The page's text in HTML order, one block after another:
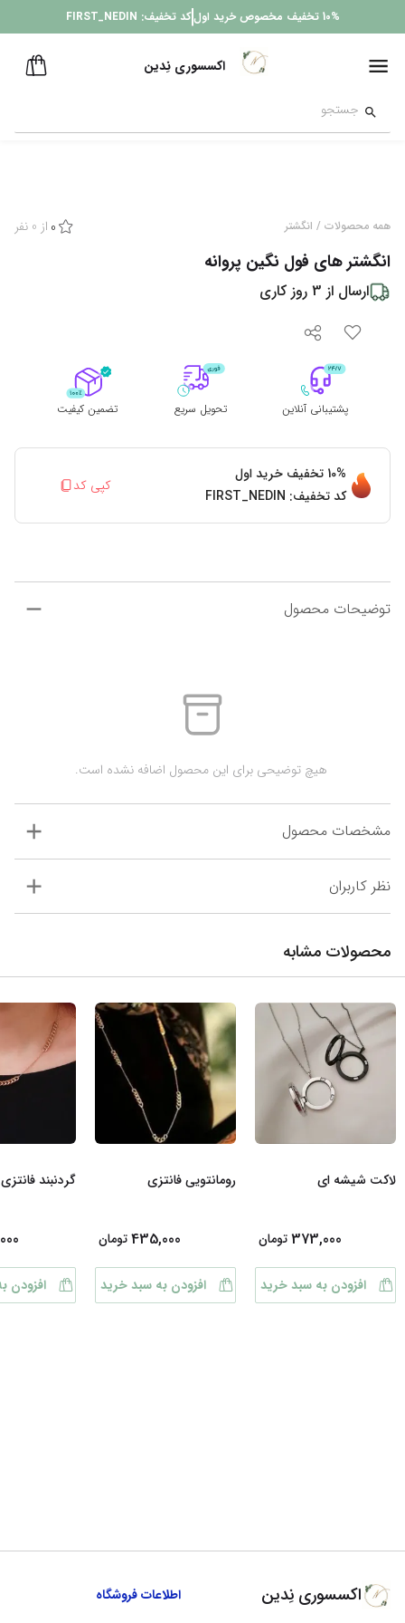
10% تخفیف مخصوص خرید اولکد تخفیف: FIRST_NEDIN
اکسسوری نِدین
همه محصولات / انگشتر 0 از 0 نفر
انگشتر های فول نگین پروانه
ارسال از 3 روز کاری
پشتیبانی آنلاین تحویل سریع تضمین کیفیت
10% تخفیف خرید اول
کد تخفیف: FIRST_NEDIN
کپی کد
توضیحات محصول
مشخصات محصول
نظر کاربران
محصولات مشابه
لاکت شیشه ای
373,000 تومان
افزودن به سبد خرید
رومانتویی فانتزی
435,000 تومان
افزودن به سبد خرید
گردنبند فانتزی
افزودن
اکسسوری نِدین اطلاعات فروشگاه